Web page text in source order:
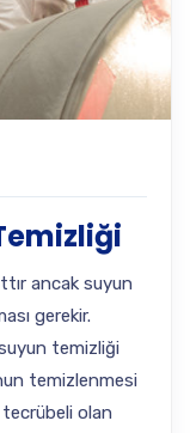
ancak suyun
gerekir.
temizliği
temizlenmesi
olan